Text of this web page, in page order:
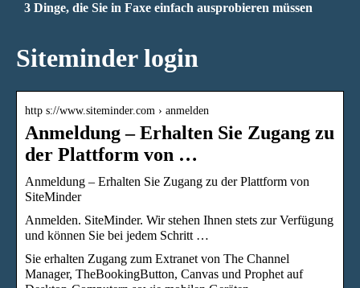
3 Dinge, die Sie in Faxe einfach ausprobieren müssen
Siteminder login
http s://www.siteminder.com › anmelden
Anmeldung – Erhalten Sie Zugang zu
der Plattform von …
Anmeldung – Erhalten Sie Zugang zu der Plattform von
SiteMinder
Anmelden. SiteMinder. Wir stehen Ihnen stets zur Verfügung
und können Sie bei jedem Schritt …
Sie erhalten Zugang zum Extranet von The Channel
Manager, TheBookingButton, Canvas und Prophet auf